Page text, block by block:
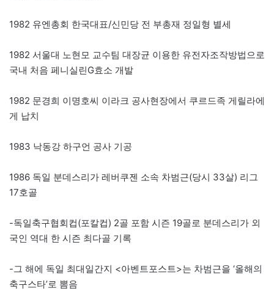
1982 유엔총회 한국대표/신민당 전 부총재 정일형 별세
1982 서울대 노현모 교수팀 대장균 이용한 유전자조작방법으로
국내 처음 페니실린G효소 개발
1982 문경희 이명호씨 이라크 공사현장에서 쿠르드족 게릴라에
게 납치
1983 낙동강 하구언 공사 기공
1986 독일 분데스리가 레버쿠젠 소속 차범근(당시 33살) 리그
17호골
-독일축구협회컵(포칼컵) 2골 포함 시즌 19골로 분데스리가 외
국인 역대 한 시즌 최다골 기록
-그 해에 독일 최대일간지 <아벤트포스트>는 차범근을 ‘올해의
축구스타’로 뽐음